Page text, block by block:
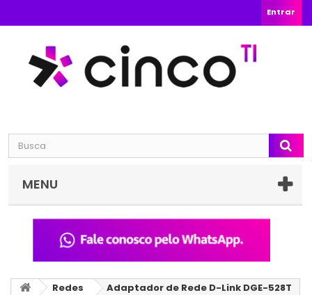
Entrar
MENU
Redes Adaptador de Rede D-Link DGE-528T